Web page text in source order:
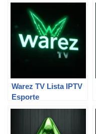
Warez TV Lista IPTV
Esporte